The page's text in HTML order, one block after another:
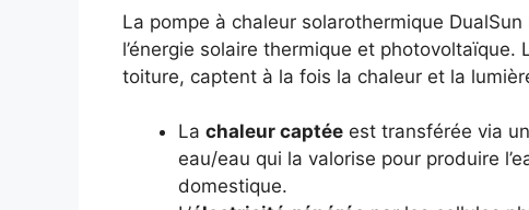
La pompe à chaleur solarothermique
l’énergie solaire thermique et
toiture, captent à la fois la chaleur et la
La chaleur captée est transférée via
eau/eau qui la valorise pour produire
domestique.